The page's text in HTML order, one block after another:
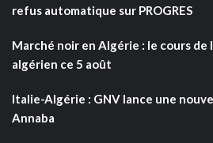
refus automatique sur PROGRES
Marché noir en Algérie : le cours de
algérien ce 5 août
Italie-Algérie : GNV lance une
Annaba